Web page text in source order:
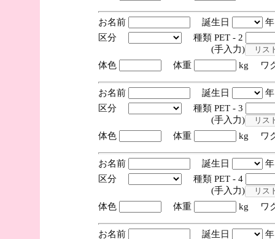
お名前 誕生日
区分
種類 PET - 2
(手入力)
体色
体重 kg ワ
お名前 誕生日
区分
種類 PET - 3
(手入力)
体色
体重 kg ワ
お名前 誕生日
区分
種類 PET - 4
(手入力)
体色
体重 kg ワ
お名前 誕生日